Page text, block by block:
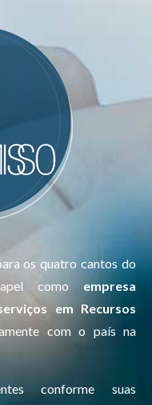
os quatro cantos do
como empresa
em Recursos
com o país na
conforme suas